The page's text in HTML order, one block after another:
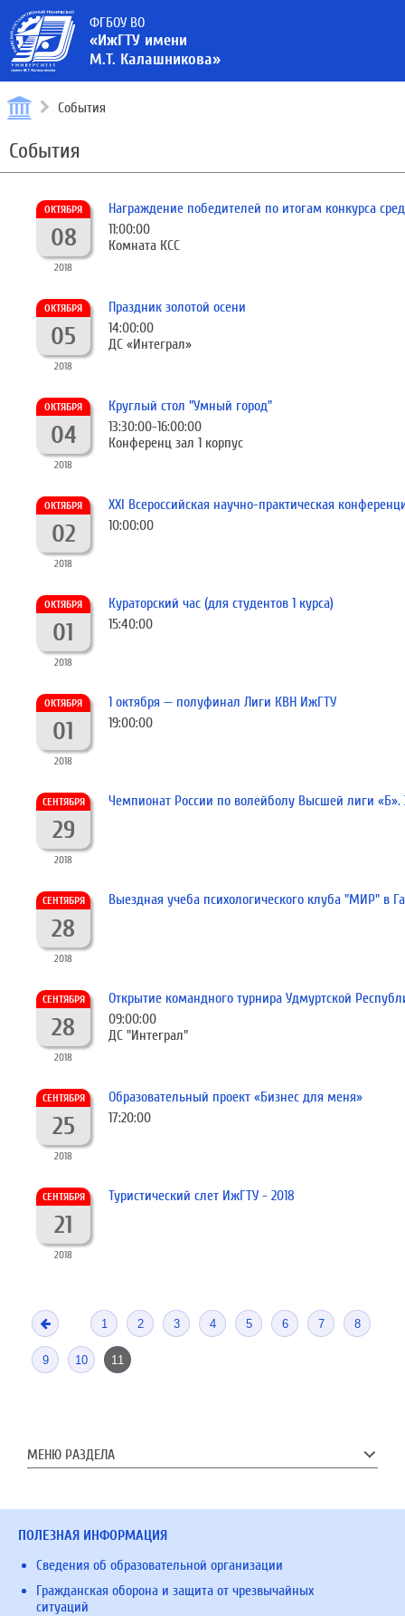
ФГБОУ ВО
«ИжГТУ имени
М.Т. Калашникова»
События
События
ОКТЯБРЯ
08
2018
Награждение победителей по итогам конкурса
11:00:00
Комната КСС
ОКТЯБРЯ
05
2018
Праздник золотой осени
14:00:00
ДС «Интеграл»
ОКТЯБРЯ
04
2018
Круглый стол "Умный город"
13:30:00-16:00:00
Конференц зал 1 корпус
ОКТЯБРЯ
02
2018
ХХI Всероссийская научно-практическая
10:00:00
ОКТЯБРЯ
01
2018
Кураторский час (для студентов 1 курса)
15:40:00
ОКТЯБРЯ
01
2018
1 октября — полуфинал Лиги КВН ИжГТУ
19:00:00
СЕНТЯБРЯ
29
2018
Чемпионат России по волейболу Высшей лиги
СЕНТЯБРЯ
28
2018
Выездная учеба психологического клуба "МИР" в
СЕНТЯБРЯ
28
2018
Открытие командного турнира Удмуртской
09:00:00
ДС "Интеграл"
СЕНТЯБРЯ
25
2018
Образовательный проект «Бизнес для меня»
17:20:00
СЕНТЯБРЯ
21
2018
Туристический слет ИжГТУ - 2018
1 2 3 4 5 6 7 8
9 10 11
МЕНЮ РАЗДЕЛА
ПОЛЕЗНАЯ ИНФОРМАЦИЯ
Сведения об образовательной организации
Гражданская оборона и защита от чрезвычайных
ситуаций